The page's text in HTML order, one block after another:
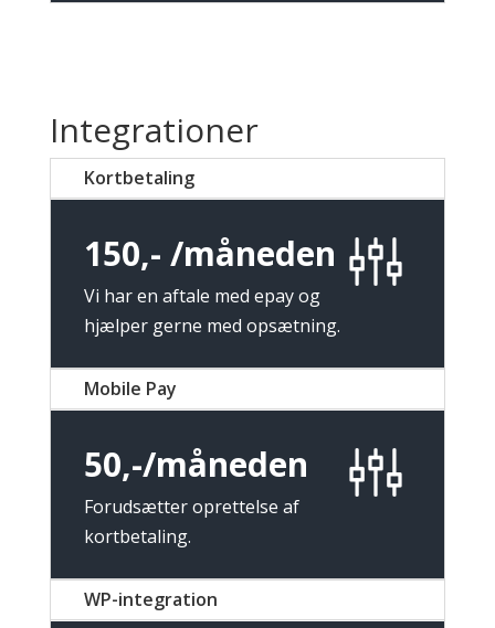
Integrationer
Kortbetaling
150,- /måneden
Vi har en aftale med epay og
hjælper gerne med opsætning.
Mobile Pay
50,-/måneden
Forudsætter oprettelse af
kortbetaling.
WP-integration